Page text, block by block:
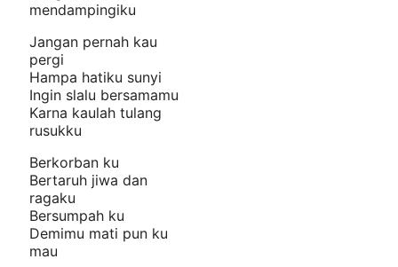
mendampingiku
Jangan pernah kau
pergi
Hampa hatiku sunyi
Ingin slalu bersamamu
Karna kaulah tulang
rusukku
Berkorban ku
Bertaruh jiwa dan
ragaku
Bersumpah ku
Demimu mati pun ku
mau